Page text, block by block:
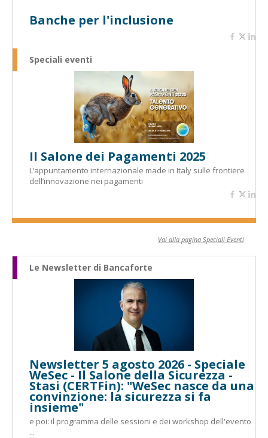
Banche per l'inclusione
Speciali eventi
Il Salone dei Pagamenti 2025
L’appuntamento internazionale made in Italy sulle frontiere
dell’innovazione nei pagamenti
Vai alla pagina Speciali Eventi
Le Newsletter di Bancaforte
Newsletter 5 agosto 2026 - Speciale
WeSec - Il Salone della Sicurezza -
Stasi (CERTFin): "WeSec nasce da una
convinzione: la sicurezza si fa
insieme"
e poi: il programma delle sessioni e dei workshop dell'evento
...